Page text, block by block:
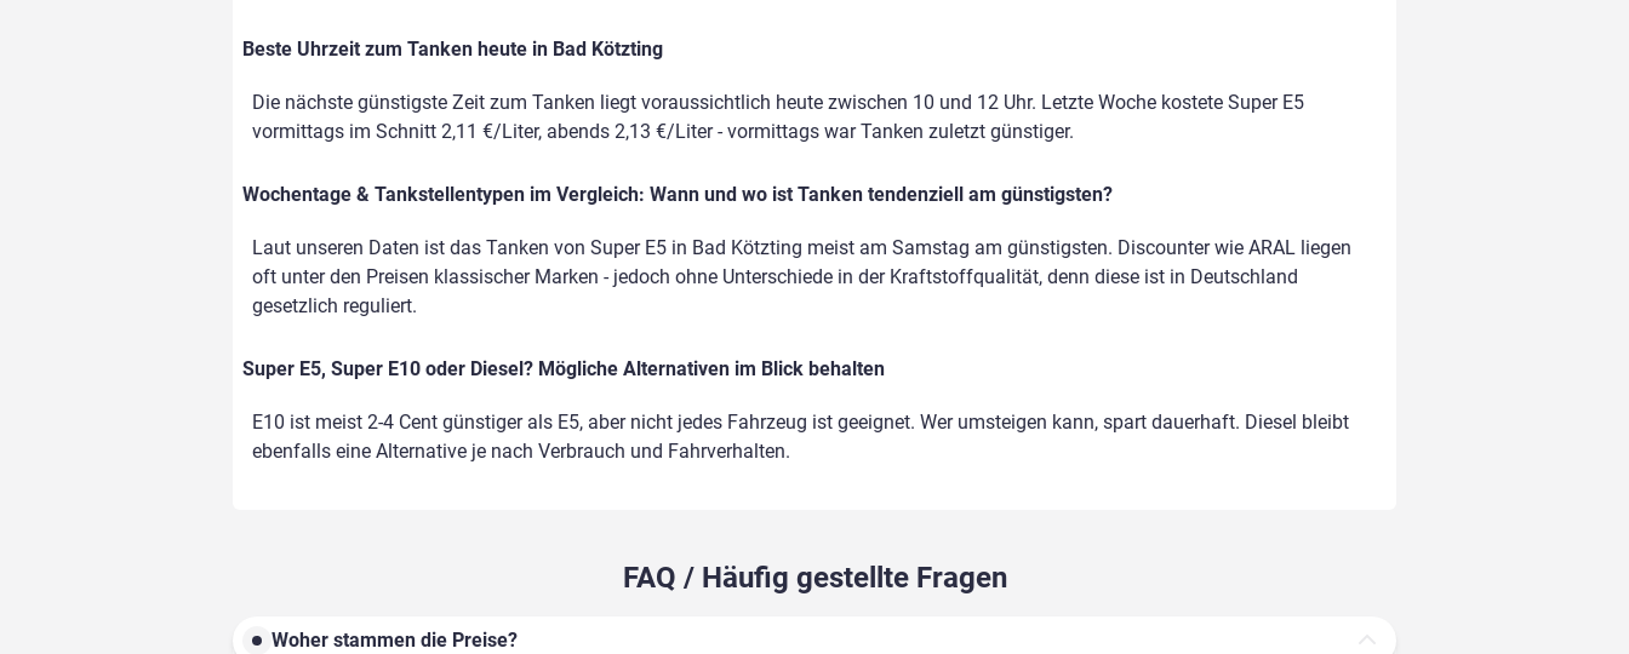
Beste Uhrzeit zum Tanken heute in Bad Kötzting
Die nächste günstigste Zeit zum Tanken liegt voraussichtlich heute zwischen 10 und 12 Uhr. Letzte Woche kostete Super E5
vormittags im Schnitt 2,11 €/Liter, abends 2,13 €/Liter - vormittags war Tanken zuletzt günstiger.
Wochentage & Tankstellentypen im Vergleich: Wann und wo ist Tanken tendenziell am günstigsten?
Laut unseren Daten ist das Tanken von Super E5 in Bad Kötzting meist am Samstag am günstigsten. Discounter wie ARAL liegen
oft unter den Preisen klassischer Marken - jedoch ohne Unterschiede in der Kraftstoffqualität, denn diese ist in Deutschland
gesetzlich reguliert.
Super E5, Super E10 oder Diesel? Mögliche Alternativen im Blick behalten
E10 ist meist 2-4 Cent günstiger als E5, aber nicht jedes Fahrzeug ist geeignet. Wer umsteigen kann, spart dauerhaft. Diesel bleibt
ebenfalls eine Alternative je nach Verbrauch und Fahrverhalten.
FAQ / Häufig gestellte Fragen
Woher stammen die Preise?